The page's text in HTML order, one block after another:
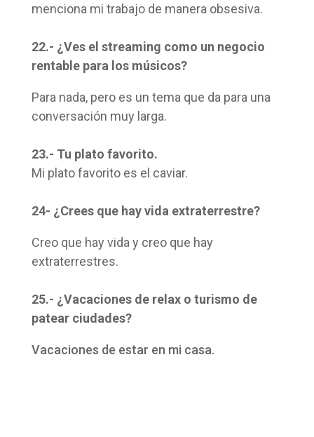
menciona mi trabajo de manera obsesiva.
22.- ¿Ves el streaming como un negocio
rentable para los músicos?
Para nada, pero es un tema que da para una
conversación muy larga.
23.- Tu plato favorito.
Mi plato favorito es el caviar.
24- ¿Crees que hay vida extraterrestre?
Creo que hay vida y creo que hay
extraterrestres.
25.- ¿Vacaciones de relax o turismo de
patear ciudades?
Vacaciones de estar en mi casa.